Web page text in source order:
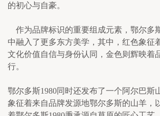
的初心与自豪。
作为品牌标识的重要组成元素，鄂尔多
中融入了更多东方美学，其中，红色象征
文化价值自信与身份认同，金色则辉映着
行。
鄂尔多斯1980同时还发布了一个阿尔巴斯
象征着来自品牌发源地鄂尔多斯的山羊，